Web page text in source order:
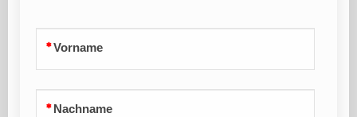
Vorname
Nachname